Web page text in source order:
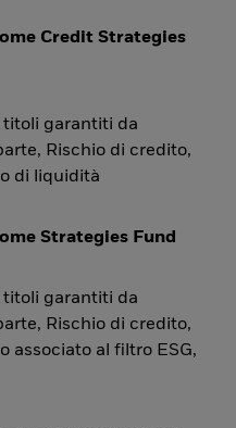
Credit Strategies
titoli garantiti da
Rischio di credito,
di liquidità
Strategies Fund
titoli garantiti da
Rischio di credito,
associato al filtro ESG,